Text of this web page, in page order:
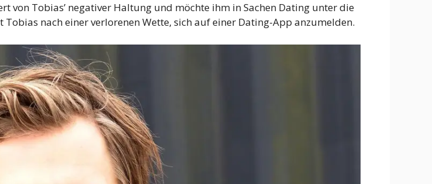
von Tobias’ negativer Haltung und möchte ihm in Sachen Dating unter die
Tobias nach einer verlorenen Wette, sich auf einer Dating-App anzumelden.